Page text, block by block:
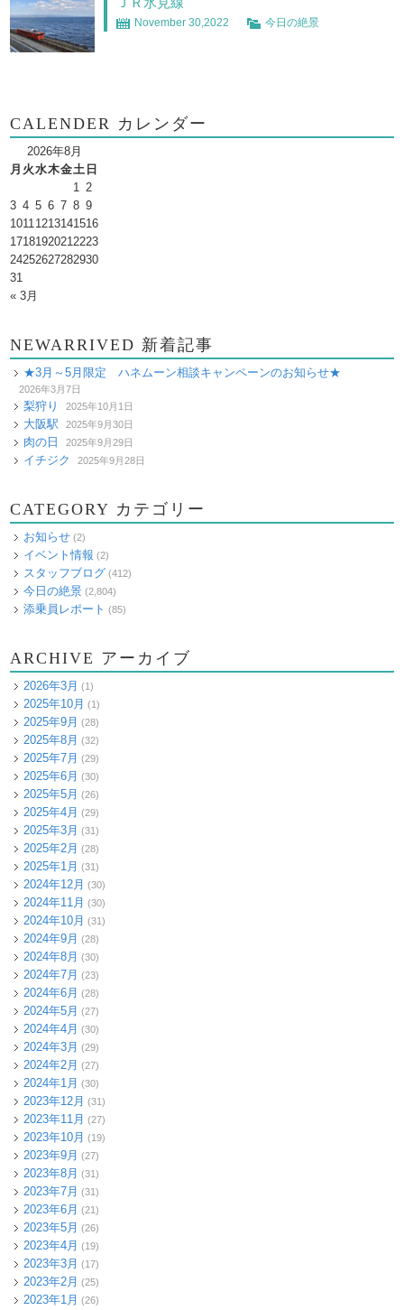
November 30,2022 今日の絶景
CALENDER カレンダー
2026年8月
月 火水木金土 日
1
2
3 4 5 6 7 8 9
1011 1213141516
1718192021 2223
24252627282930
31
« 3月
NEWARRIVED 新着記事
★3月～5月限定 ハネムーン相談キャンペーンのお知らせ★
2026年3月7日
梨狩り 2025年10月1日
大阪駅 2025年9月30日
肉の日 2025年9月29日
イチジク 2025年9月28日
CATEGORY カテゴリー
お知らせ (2)
イベント情報 (2)
スタッフブログ (412)
今日の絶景 (2,804)
添乗員レポート (85)
ARCHIVE アーカイブ
2026年3月 (1)
2025年10月 (1)
2025年9月 (28)
2025年8月 (32)
2025年7月 (29)
2025年6月 (30)
2025年5月 (26)
2025年4月 (29)
2025年3月 (31)
2025年2月 (28)
2025年1月 (31)
2024年12月 (30)
2024年11月 (30)
2024年10月 (31)
2024年9月 (28)
2024年8月 (30)
2024年7月 (23)
2024年6月 (28)
2024年5月 (27)
2024年4月 (30)
2024年3月 (29)
2024年2月 (27)
2024年1月 (30)
2023年12月 (31)
2023年11月 (27)
2023年10月 (19)
2023年9月 (27)
2023年8月 (31)
2023年7月 (31)
2023年6月 (21)
2023年5月 (26)
2023年4月 (19)
2023年3月 (17)
2023年2月 (25)
2023年1月 (26)